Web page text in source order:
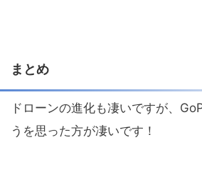
まとめ
ドローンの進化も凄いですが、
うを思った方が凄いです！